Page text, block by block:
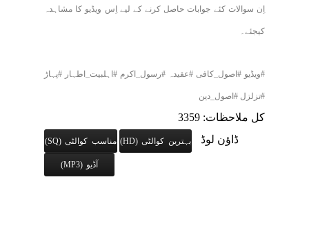
اِن سوالات کئے جوابات حاصل کرنے کے لیے اِس ویڈیو کا مشاہدہ
کیجئے۔
#ویڈیو #اصول_کافی #عقیدہ #رسول_اکرم #اہلبیت_اطہار #پہاڑ
#تزلزل #اصول_دین
کل ملاحظات: 3359
ڈاؤن لوڈ
بہترین کوالٹی (HD) مناسب کوالٹی (SQ)
آڈیو (MP3)